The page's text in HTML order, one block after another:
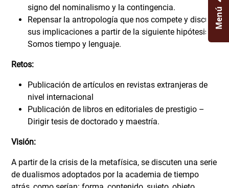
signo del nominalismo y la contingencia.
Repensar la antropología que nos compete y discutir
sus implicaciones a partir de la siguiente hipótesis.
Somos tiempo y lenguaje.
Retos:
Publicación de artículos en revistas extranjeras de
nivel internacional
Publicación de libros en editoriales de prestigio –
Dirigir tesis de doctorado y maestría.
Visión:
A partir de la crisis de la metafísica, se discuten una serie
de dualismos adoptados por la academia de tiempo
Menú